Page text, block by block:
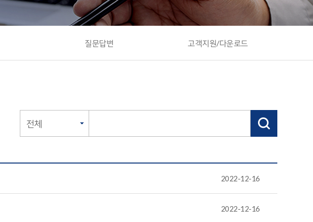
질문답변 고객지원/다운로드
2022-12-16
2022-12-16